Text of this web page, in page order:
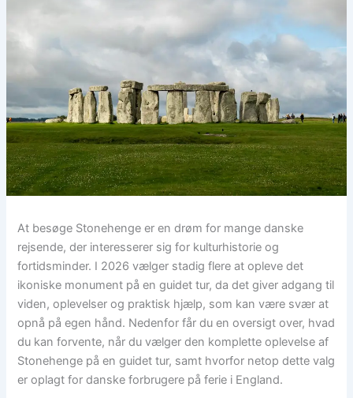
At besøge Stonehenge er en drøm for mange danske
rejsende, der interesserer sig for kulturhistorie og
fortidsminder. I 2026 vælger stadig flere at opleve det
ikoniske monument på en guidet tur, da det giver adgang til
viden, oplevelser og praktisk hjælp, som kan være svær at
opnå på egen hånd. Nedenfor får du en oversigt over, hvad
du kan forvente, når du vælger den komplette oplevelse af
Stonehenge på en guidet tur, samt hvorfor netop dette valg
er oplagt for danske forbrugere på ferie i England.